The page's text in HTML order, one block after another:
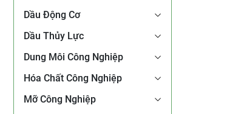
Dầu Động Cơ
Dầu Thủy Lực
Dung Môi Công Nghiệp
Hóa Chất Công Nghiệp
Mỡ Công Nghiệp